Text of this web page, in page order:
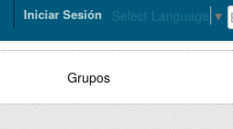
Select Language ▼
Iniciar Sesión
Grupos